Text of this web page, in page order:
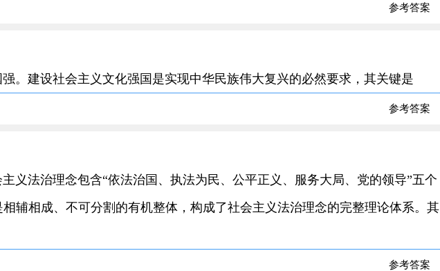
参考答案
。建设社会主义文化强国是实现中华民族伟大复兴的必然要求，其关键是
参考答案
义法治理念包含“依法治国、执法为民、公平正义、服务大局、党的领导”五个
辅相成、不可分割的有机整体，构成了社会主义法治理念的完整理论体系。其
参考答案